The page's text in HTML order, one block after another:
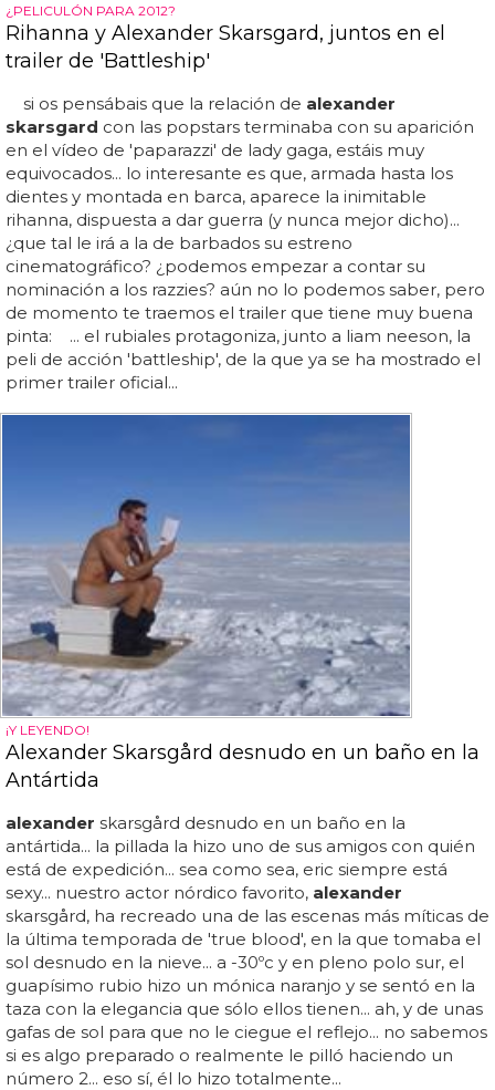
¿PELICULÓN PARA 2012?
Rihanna y Alexander Skarsgard, juntos en el
trailer de 'Battleship'
si os pensábais que la relación de alexander
skarsgard con las popstars terminaba con su aparición
en el vídeo de 'paparazzi' de lady gaga, estáis muy
equivocados... lo interesante es que, armada hasta los
dientes y montada en barca, aparece la inimitable
rihanna, dispuesta a dar guerra (y nunca mejor dicho)...
¿que tal le irá a la de barbados su estreno
cinematográfico? ¿podemos empezar a contar su
nominación a los razzies? aún no lo podemos saber, pero
de momento te traemos el trailer que tiene muy buena
pinta: ... el rubiales protagoniza, junto a liam neeson, la
peli de acción 'battleship', de la que ya se ha mostrado el
primer trailer oficial...
¡Y LEYENDO!
Alexander Skarsgård desnudo en un baño en la
Antártida
alexander skarsgård desnudo en un baño en la
antártida... la pillada la hizo uno de sus amigos con quién
está de expedición... sea como sea, eric siempre está
sexy... nuestro actor nórdico favorito, alexander
skarsgård, ha recreado una de las escenas más míticas de
la última temporada de 'true blood', en la que tomaba el
sol desnudo en la nieve... a -30ºc y en pleno polo sur, el
guapísimo rubio hizo un mónica naranjo y se sentó en la
taza con la elegancia que sólo ellos tienen... ah, y de unas
gafas de sol para que no le ciegue el reflejo... no sabemos
si es algo preparado o realmente le pilló haciendo un
número 2... eso sí, él lo hizo totalmente...